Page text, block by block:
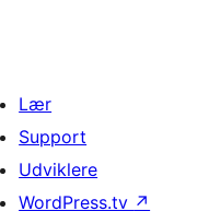
Lær
Support
Udviklere
WordPress.tv ↗